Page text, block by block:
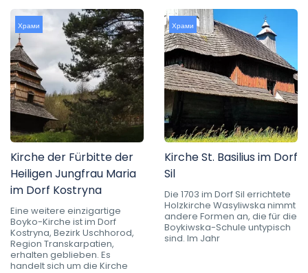
Храми
Kirche der Fürbitte der
Heiligen Jungfrau Maria
im Dorf Kostryna
Eine weitere einzigartige
Boyko-Kirche ist im Dorf
Kostryna, Bezirk Uschhorod,
Region Transkarpatien,
erhalten geblieben. Es
handelt sich um die Kirche
Храми
Kirche St. Basilius im Dorf
Sil
Die 1703 im Dorf Sil errichtete
Holzkirche Wasyliwska nimmt
andere Formen an, die für die
Boykiwska-Schule untypisch
sind. Im Jahr